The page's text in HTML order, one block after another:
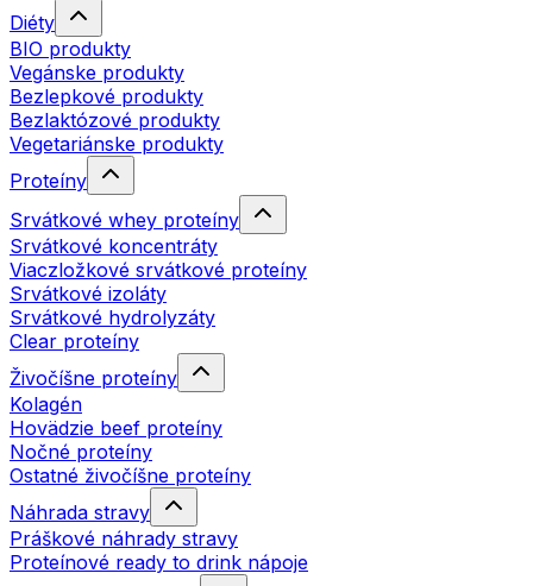
Diéty
BIO produkty
Vegánske produkty
Bezlepkové produkty
Bezlaktózové produkty
Vegetariánske produkty
Proteíny
Srvátkové whey proteíny
Srvátkové koncentráty
Viaczložkové srvátkové proteíny
Srvátkové izoláty
Srvátkové hydrolyzáty
Clear proteíny
Živočíšne proteíny
Kolagén
Hovädzie beef proteíny
Nočné proteíny
Ostatné živočíšne proteíny
Náhrada stravy
Práškové náhrady stravy
Proteínové ready to drink nápoje